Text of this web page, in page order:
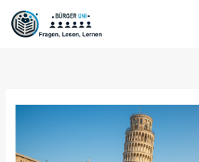
Zum
Inhalt
springen